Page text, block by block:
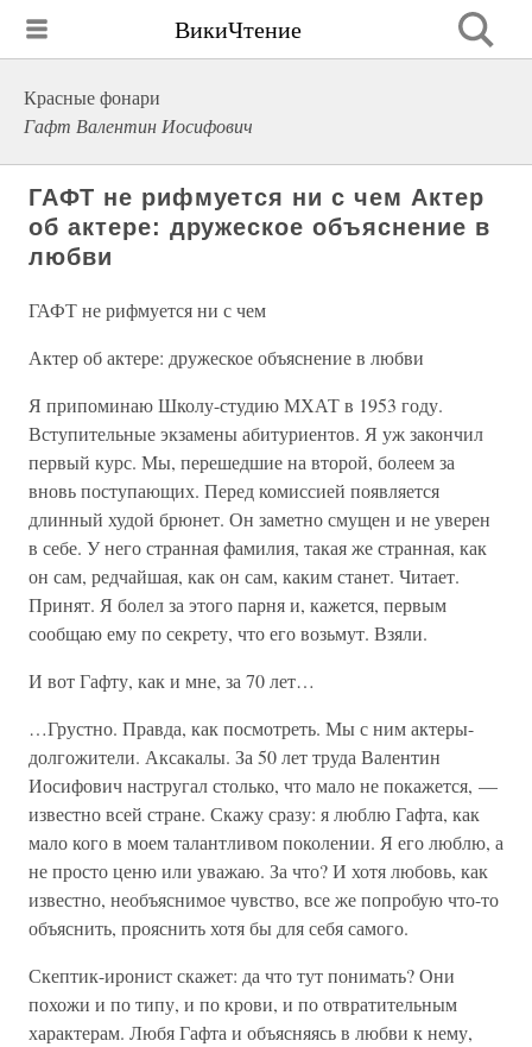
ВикиЧтение
Красные фонари
Гафт Валентин Иосифович
ГАФТ не рифмуется ни с чем Актер
об актере: дружеское объяснение в
любви
ГАФТ не рифмуется ни с чем
Актер об актере: дружеское объяснение в любви
Я припоминаю Школу-студию МХАТ в 1953 году.
Вступительные экзамены абитуриентов. Я уж закончил
первый курс. Мы, перешедшие на второй, болеем за
вновь поступающих. Перед комиссией появляется
длинный худой брюнет. Он заметно смущен и не уверен
в себе. У него странная фамилия, такая же странная, как
он сам, редчайшая, как он сам, каким станет. Читает.
Принят. Я болел за этого парня и, кажется, первым
сообщаю ему по секрету, что его возьмут. Взяли.
И вот Гафту, как и мне, за 70 лет…
…Грустно. Правда, как посмотреть. Мы с ним актеры-
долгожители. Аксакалы. За 50 лет труда Валентин
Иосифович настругал столько, что мало не покажется, —
известно всей стране. Скажу сразу: я люблю Гафта, как
мало кого в моем талантливом поколении. Я его люблю, а
не просто ценю или уважаю. За что? И хотя любовь, как
известно, необъяснимое чувство, все же попробую что-то
объяснить, прояснить хотя бы для себя самого.
Скептик-иронист скажет: да что тут понимать? Они
похожи и по типу, и по крови, и по отвратительным
характерам. Любя Гафта и объясняясь в любви к нему,